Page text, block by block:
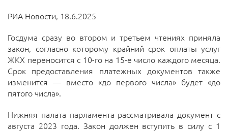
РИА Новости, 18.6.2025
Госдума сразу во втором и третьем чтениях приняла
закон, согласно которому крайний срок оплаты услуг
ЖКХ переносится с 10-го на 15-е число каждого месяца.
Срок предоставления платежных документов также
изменится — вместо «до первого числа» будет «до
пятого числа».
Нижняя палата парламента рассматривала документ с
августа 2023 года. Закон должен вступить в силу с 1